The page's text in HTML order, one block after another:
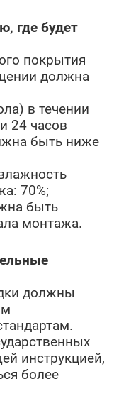
где будет
покрытия
должна
в течении
24 часов
быть ниже
70%;
быть
монтажа.
должны
инструкцией,
более